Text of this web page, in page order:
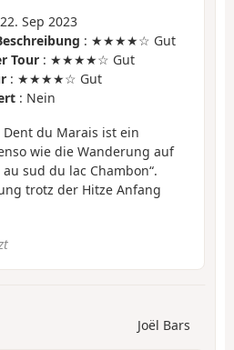
Sep 2023
: ★★★★☆ Gut
Tour : ★★★★☆ Gut
: ★★★★☆ Gut
: Nein
Dent du Marais ist ein
wie die Wanderung auf
sud du lac Chambon“.
trotz der Hitze Anfang
Joël Bars